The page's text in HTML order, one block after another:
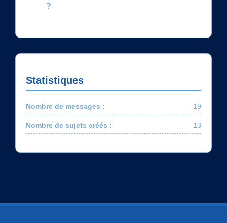
?
Statistiques
Nombre de messages : 19
Nombre de sujets créés : 13